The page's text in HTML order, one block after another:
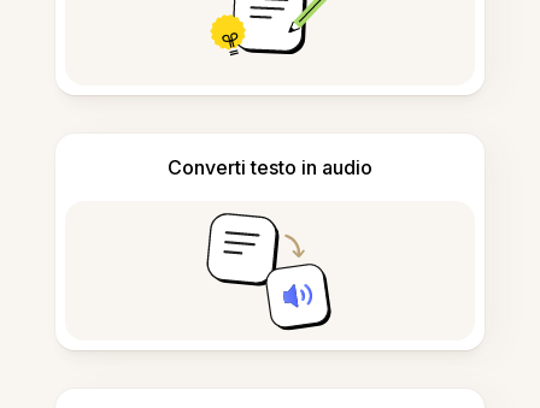
Converti testo in audio